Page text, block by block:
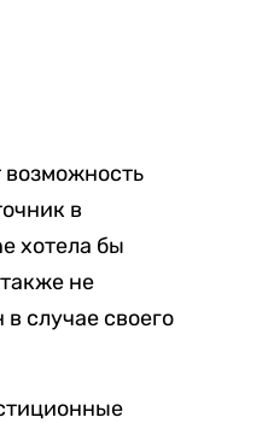
возможность
в
хотела бы
не
случае своего